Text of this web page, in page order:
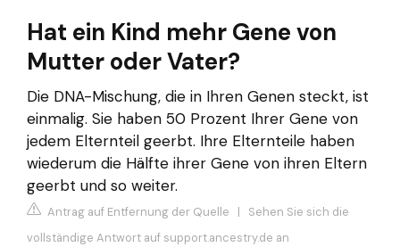
Hat ein Kind mehr Gene von
Mutter oder Vater?
Die DNA-Mischung, die in Ihren Genen steckt, ist
einmalig. Sie haben 50 Prozent Ihrer Gene von
jedem Elternteil geerbt. Ihre Elternteile haben
wiederum die Hälfte ihrer Gene von ihren Eltern
geerbt und so weiter.
Antrag auf Entfernung der Quelle | Sehen Sie sich die
vollständige Antwort auf support.ancestry.de an